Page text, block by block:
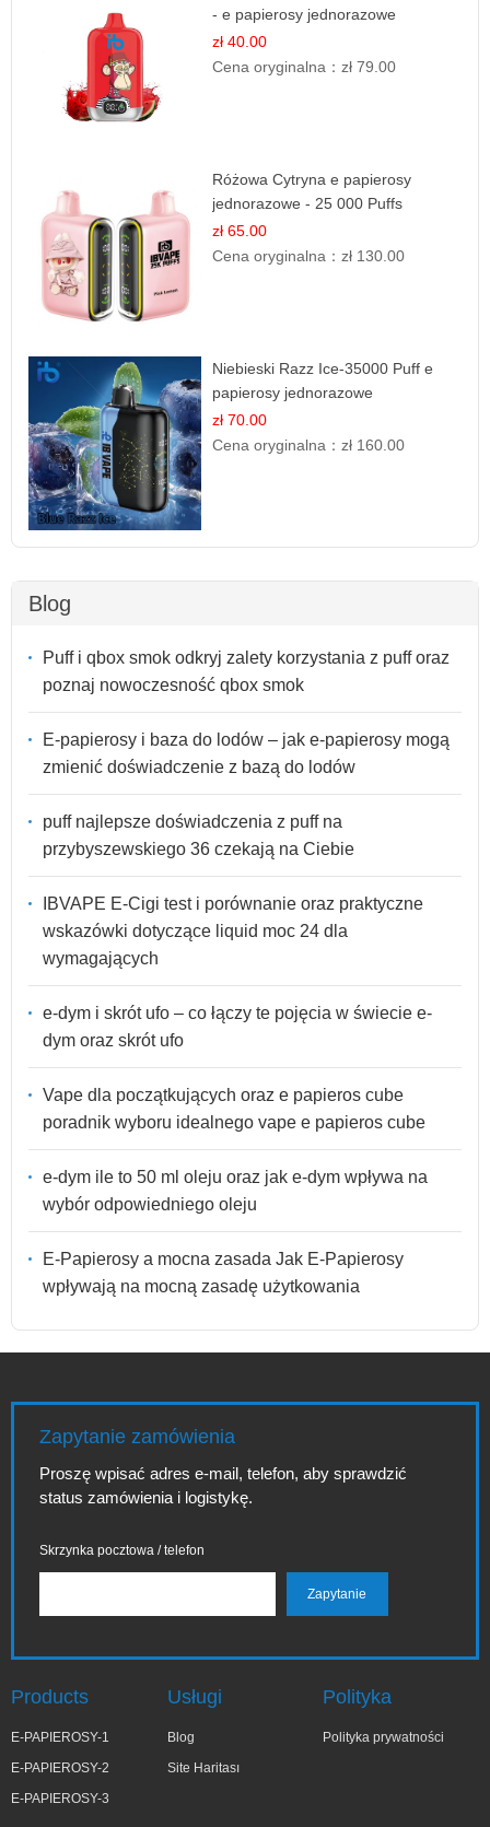
- e papierosy jednorazowe
zł 40.00
Cena oryginalna：zł 79.00
Różowa Cytryna e papierosy
jednorazowe - 25 000 Puffs
zł 65.00
Cena oryginalna：zł 130.00
Niebieski Razz Ice-35000 Puff e
papierosy jednorazowe
zł 70.00
Cena oryginalna：zł 160.00
Blog
Puff i qbox smok odkryj zalety korzystania z puff oraz
poznaj nowoczesność qbox smok
E-papierosy i baza do lodów – jak e-papierosy mogą
zmienić doświadczenie z bazą do lodów
puff najlepsze doświadczenia z puff na
przybyszewskiego 36 czekają na Ciebie
IBVAPE E-Cigi test i porównanie oraz praktyczne
wskazówki dotyczące liquid moc 24 dla
wymagających
e-dym i skrót ufo – co łączy te pojęcia w świecie e-
dym oraz skrót ufo
Vape dla początkujących oraz e papieros cube
poradnik wyboru idealnego vape e papieros cube
e-dym ile to 50 ml oleju oraz jak e-dym wpływa na
wybór odpowiedniego oleju
E-Papierosy a mocna zasada Jak E-Papierosy
wpływają na mocną zasadę użytkowania
Zapytanie zamówienia
Proszę wpisać adres e-mail, telefon, aby sprawdzić
status zamówienia i logistykę.
Skrzynka pocztowa / telefon
Products
E-PAPIEROSY-1
E-PAPIEROSY-2
E-PAPIEROSY-3
Usługi
Blog
Site Haritası
Polityka
Polityka prywatności